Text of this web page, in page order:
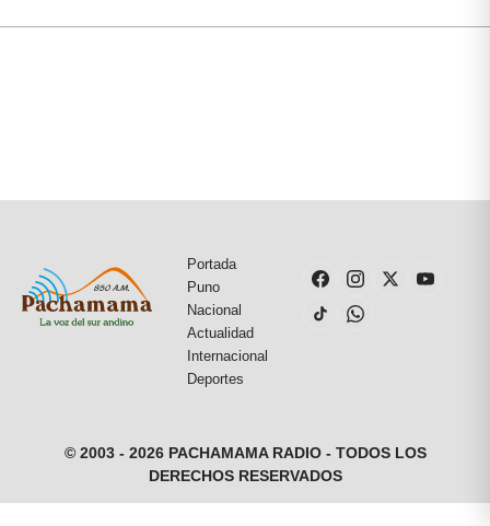
Portada
Puno
Nacional
Actualidad
Internacional
Deportes
© 2003 - 2026 PACHAMAMA RADIO - TODOS LOS
DERECHOS RESERVADOS